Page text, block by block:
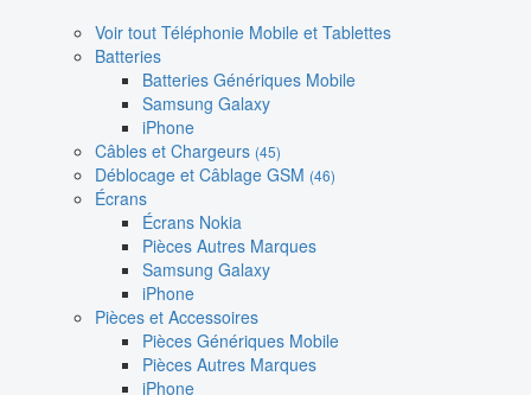
Voir tout Téléphonie Mobile et Tablettes
Batteries
Batteries Génériques Mobile
Samsung Galaxy
iPhone
Câbles et Chargeurs (45)
Déblocage et Câblage GSM (46)
Écrans
Écrans Nokia
Pièces Autres Marques
Samsung Galaxy
iPhone
Pièces et Accessoires
Pièces Génériques Mobile
Pièces Autres Marques
iPhone